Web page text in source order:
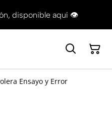
disponible aquí 👁
Ensayo y Error